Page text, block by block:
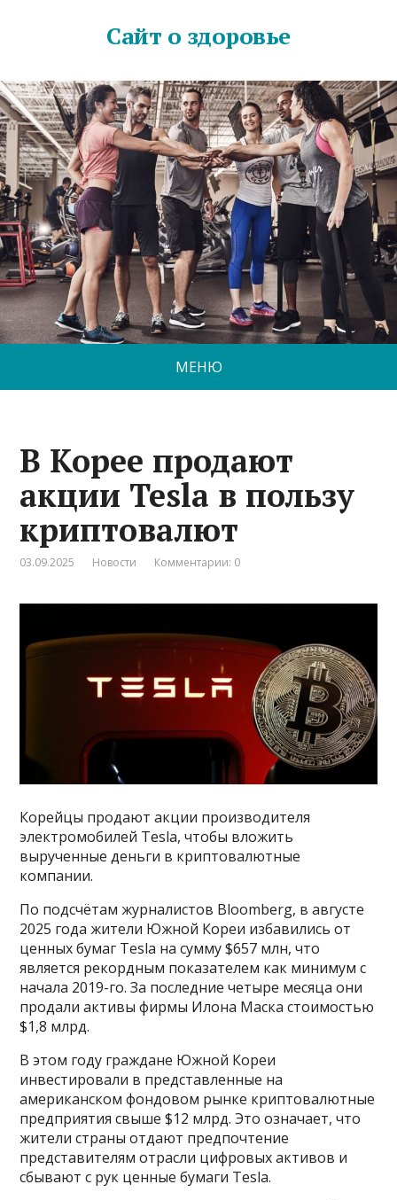
Сайт о здоровье
МЕНЮ
В Корее продают
акции Tesla в пользу
криптовалют
03.09.2025 Новости Комментарии: 0
Корейцы продают акции производителя
электромобилей Tesla, чтобы вложить
вырученные деньги в криптовалютные
компании.
По подсчётам журналистов Bloomberg, в августе
2025 года жители Южной Кореи избавились от
ценных бумаг Tesla на сумму $657 млн, что
является рекордным показателем как минимум с
начала 2019-го. За последние четыре месяца они
продали активы фирмы Илона Маска стоимостью
$1,8 млрд.
В этом году граждане Южной Кореи
инвестировали в представленные на
американском фондовом рынке криптовалютные
предприятия свыше $12 млрд. Это означает, что
жители страны отдают предпочтение
представителям отрасли цифровых активов и
сбывают с рук ценные бумаги Tesla.